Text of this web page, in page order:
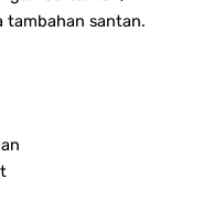
santan.